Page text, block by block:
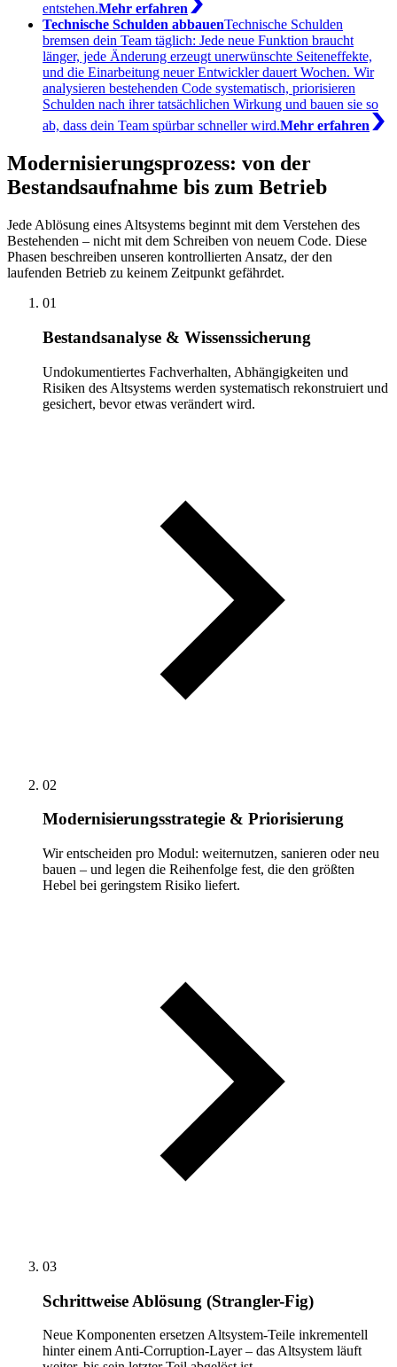
entstehen.Mehr erfahren
Technische Schulden abbauenTechnische Schulden
bremsen dein Team täglich: Jede neue Funktion braucht
länger, jede Änderung erzeugt unerwünschte Seiteneffekte,
und die Einarbeitung neuer Entwickler dauert Wochen. Wir
analysieren bestehenden Code systematisch, priorisieren
Schulden nach ihrer tatsächlichen Wirkung und bauen sie so
ab, dass dein Team spürbar schneller wird.Mehr erfahren
Modernisierungsprozess: von der
Bestandsaufnahme bis zum Betrieb
Jede Ablösung eines Altsystems beginnt mit dem Verstehen des
Bestehenden – nicht mit dem Schreiben von neuem Code. Diese
Phasen beschreiben unseren kontrollierten Ansatz, der den
laufenden Betrieb zu keinem Zeitpunkt gefährdet.
01
Bestandsanalyse & Wissenssicherung
Undokumentiertes Fachverhalten, Abhängigkeiten und
Risiken des Altsystems werden systematisch rekonstruiert und
gesichert, bevor etwas verändert wird.
02
Modernisierungsstrategie & Priorisierung
Wir entscheiden pro Modul: weiternutzen, sanieren oder neu
bauen – und legen die Reihenfolge fest, die den größten
Hebel bei geringstem Risiko liefert.
03
Schrittweise Ablösung (Strangler-Fig)
Neue Komponenten ersetzen Altsystem-Teile inkrementell
hinter einem Anti-Corruption-Layer – das Altsystem läuft